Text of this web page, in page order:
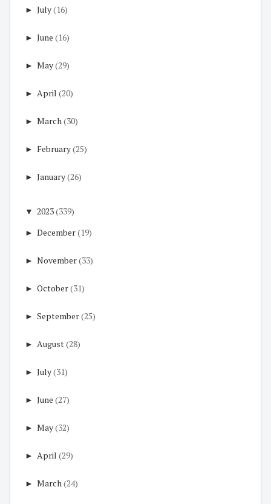
► July(16)
► June (16)
► May(29)
► April (20)
► March(30)
► February(25)
► January(26)
▼ 2023(339)
► December(19)
► November(33)
► October(31)
► September(25)
► August(28)
► July(31)
► June (27)
► May(32)
► April (29)
► March(24)